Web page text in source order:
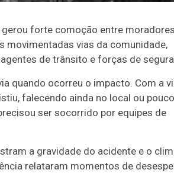
forte comoção entre
movimentadas vias da comunidade,
de trânsito e forças de
quando ocorreu o impacto. Com a
falecendo ainda no local ou
ser socorrido por equipes de
a gravidade do acidente e o
relataram momentos de